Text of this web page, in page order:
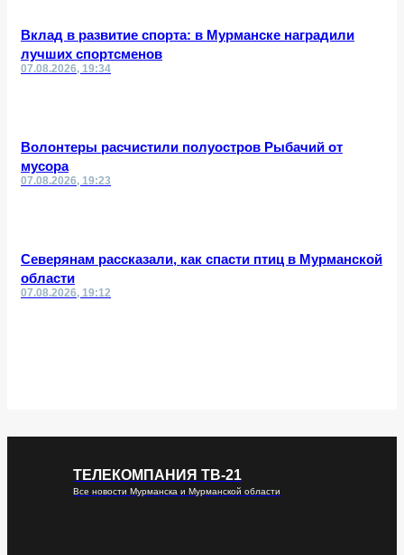
Вклад в развитие спорта: в Мурманске наградили
лучших спортсменов
07.08.2026, 19:34
Волонтеры расчистили полуостров Рыбачий от
мусора
07.08.2026, 19:23
Северянам рассказали, как спасти птиц в Мурманской
области
07.08.2026, 19:12
ТЕЛЕКОМПАНИЯ ТВ-21
Все новости Мурманска и Мурманской области